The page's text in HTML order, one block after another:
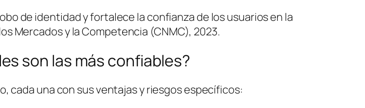
de identidad y fortalece la confianza de los usuarios en la
Mercados y la Competencia (CNMC), 2023.
son las más confiables?
cada una con sus ventajas y riesgos específicos: